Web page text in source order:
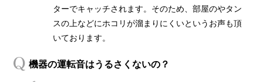
ターでキャッチされます。そのため、部屋のやタン
スの上などにホコリが溜まりにくいというお声も頂
いております。
機器の運転音はうるさくないの？